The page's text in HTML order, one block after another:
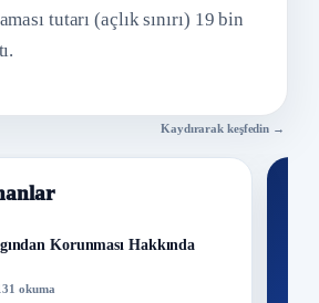
tutarı (açlık sınırı) 19 bin
Kaydırarak keşfedin →
Korunması Hakkında
okuma